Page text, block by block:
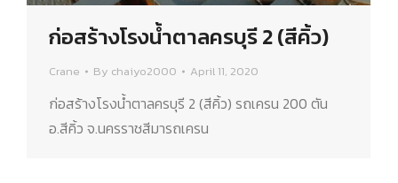
ก่อสร้างโรงน้ำตาลครบุรี 2 (สีคิ้ว)
Crane By chaiyo2000 April 11, 2020
ก่อสร้างโรงน้ำตาลครบุรี 2 (สีคิ้ว) รถเครน 200 ตัน
อ.สีคิ้ว จ.นครราชสีมารถเครน